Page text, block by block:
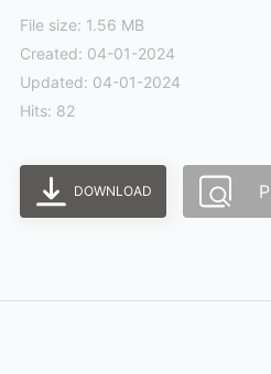
File size: 1.56 MB
Created: 04-01-2024
Updated: 04-01-2024
Hits: 82
DOWNLOAD